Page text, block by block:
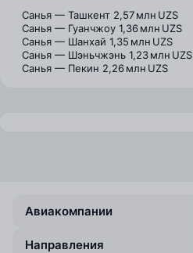
Санья — Ташкент 2,57 млн UZS
Санья — Гуанчжоу 1,36 млн UZS
Санья — Шанхай 1,35 млн UZS
Санья — Шэньчжэнь 1,23 млн UZS
Санья — Пекин 2,26 млн UZS
Авиакомпании
Направления